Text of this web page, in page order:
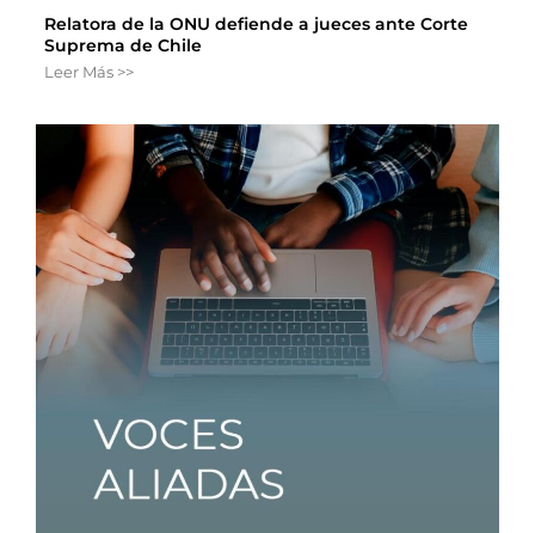
Relatora de la ONU defiende a jueces ante Corte
Suprema de Chile
Leer Más >>